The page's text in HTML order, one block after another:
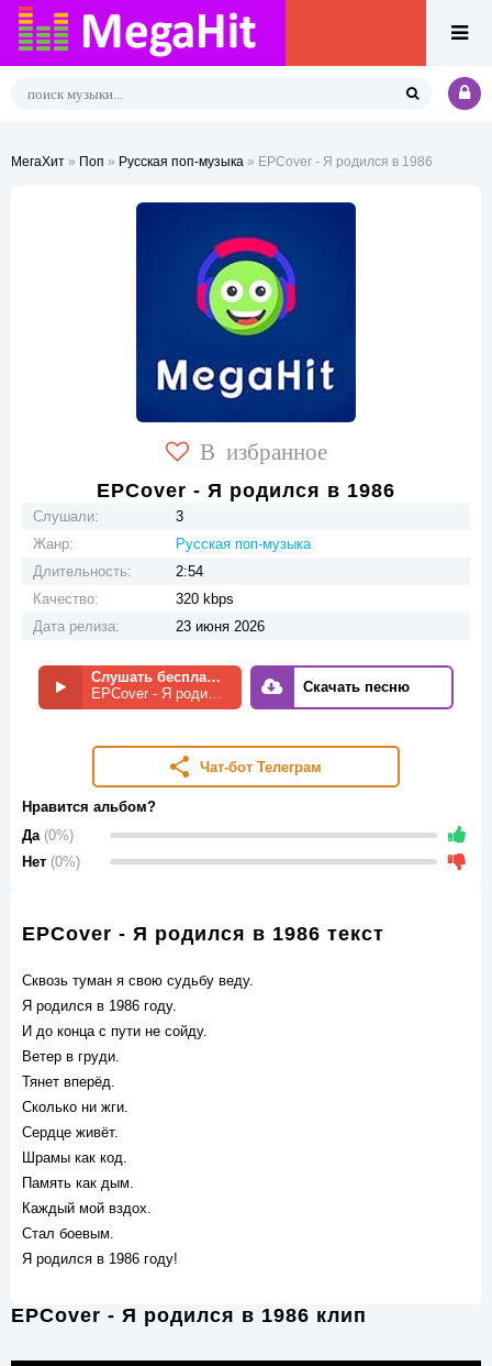
МегаХит » Поп » Русская поп-музыка » EPCover - Я родился в 1986
В избранное
EPCover - Я родился в 1986
Слушали:
3
Жанр:
Русская поп-музыка
Длительность:
2:54
Качество:
320 kbps
Дата релиза:
23 июня 2026
Слушать бесплатно
EPCover - Я родился в 1986
Скачать песню
Чат-бот Телеграм
Нравится альбом?
Да (0%)
Нет (0%)
EPCover - Я родился в 1986 текст
Сквозь туман я свою судьбу веду.
Я родился в 1986 году.
И до конца с пути не сойду.
Ветер в груди.
Тянет вперёд.
Сколько ни жги.
Сердце живёт.
Шрамы как код.
Память как дым.
Каждый мой вздох.
Стал боевым.
Я родился в 1986 году!
EPCover - Я родился в 1986 клип